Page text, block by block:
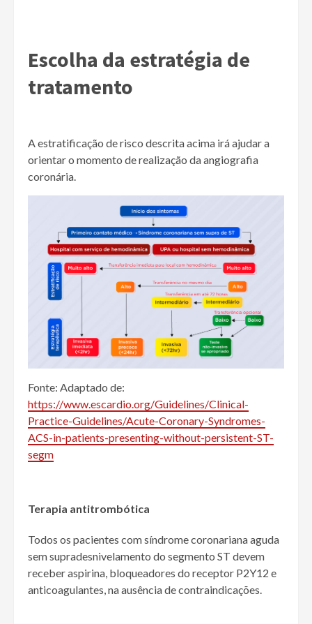
Escolha da estratégia de
tratamento
A estratificação de risco descrita acima irá ajudar a
orientar o momento de realização da angiografia
coronária.
Fonte: Adaptado de:
https://www.escardio.org/Guidelines/Clinical-
Practice-Guidelines/Acute-Coronary-Syndromes-
ACS-in-patients-presenting-without-persistent-ST-
segm
Terapia antitrombótica
Todos os pacientes com síndrome coronariana aguda
sem supradesnivelamento do segmento ST devem
receber aspirina, bloqueadores do receptor P2Y12 e
anticoagulantes, na ausência de contraindicações.